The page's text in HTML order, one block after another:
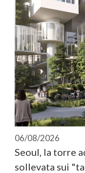
06/08/2026
Seoul, la torre
sollevata sui